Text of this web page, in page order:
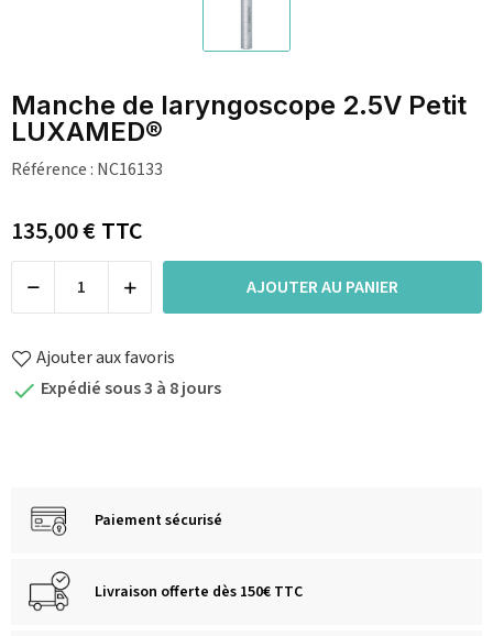
Manche de laryngoscope 2.5V Petit
LUXAMED®
Référence : NC16133
135,00 €TTC
AJOUTER AU PANIER
Ajouter aux favoris
 Expédié sous 3 à 8 jours
Paiement sécurisé
Livraison offerte dès 150€ TTC